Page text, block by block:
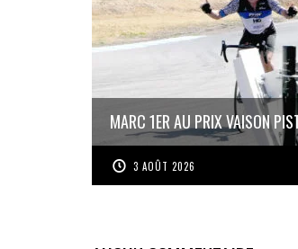
MARC 1ER AU PRIX VAISON
3 AOÛT 2026